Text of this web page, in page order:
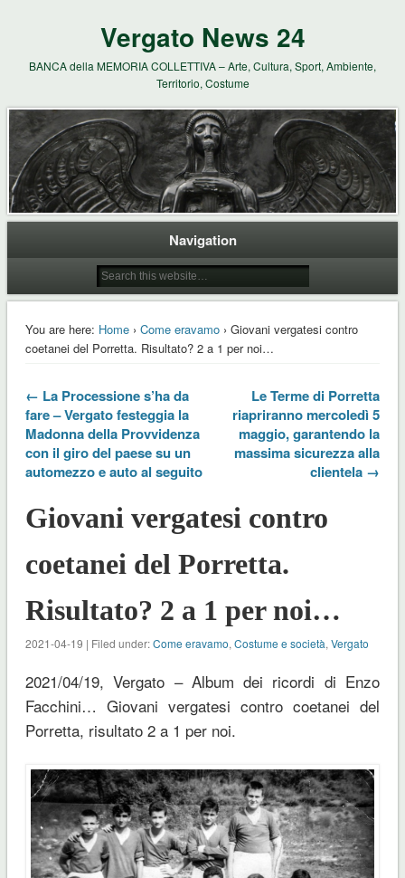
Vergato News 24
BANCA della MEMORIA COLLETTIVA – Arte, Cultura, Sport, Ambiente,
Territorio, Costume
Navigation
You are here: Home› Come eravamo› Giovani vergatesi contro
coetanei del Porretta. Risultato? 2 a 1 per noi…
← La Processione s’ha da
fare – Vergato festeggia la
Madonna della Provvidenza
con il giro del paese su un
automezzo e auto al seguito
Le Terme di Porretta
riapriranno mercoledì 5
maggio, garantendo la
massima sicurezza alla
clientela →
Giovani vergatesi contro
coetanei del Porretta.
Risultato? 2 a 1 per noi…
2021-04-19 | Filed under:Come eravamo, Costume e società, Vergato
2021/04/19, Vergato – Album dei ricordi di Enzo
Facchini… Giovani vergatesi contro coetanei del
Porretta, risultato 2 a 1 per noi.